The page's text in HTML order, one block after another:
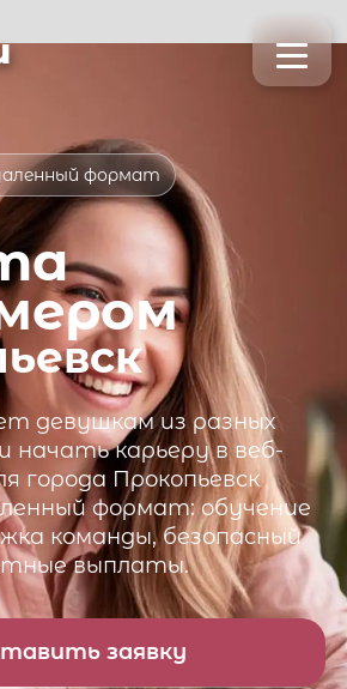
формат
девушкам из разных
начать карьеру в веб-
города Прокопьевск
формат: обучение
команды, безопасный
выплаты.
заявку